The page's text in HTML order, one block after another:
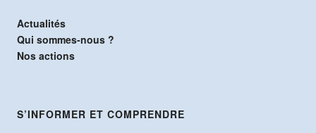
Actualités
Qui sommes-nous ?
Nos actions
S’INFORMER ET COMPRENDRE